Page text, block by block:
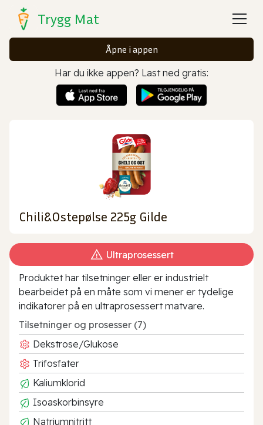
Trygg Mat
Åpne i appen
Har du ikke appen? Last ned gratis:
Chili&Ostepølse 225g Gilde
Ultraprosessert
Produktet har tilsetninger eller er industrielt
bearbeidet på en måte som vi mener er tydelige
indikatorer på en ultraprosessert matvare.
Tilsetninger og prosesser (7)
Dekstrose/Glukose
Trifosfater
Kaliumklorid
Isoaskorbinsyre
Natriumnitritt